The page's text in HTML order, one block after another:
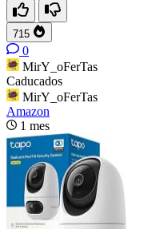
715
0
MirY_oFerTas
Caducados
MirY_oFerTas
Amazon
1 mes